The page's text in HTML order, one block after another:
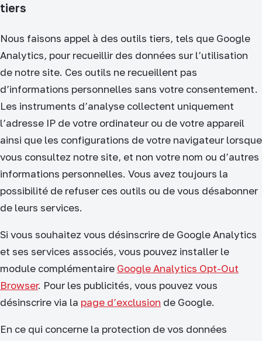
tiers
Nous faisons appel à des outils tiers, tels que Google
Analytics, pour recueillir des données sur l’utilisation
de notre site. Ces outils ne recueillent pas
d’informations personnelles sans votre consentement.
Les instruments d’analyse collectent uniquement
l’adresse IP de votre ordinateur ou de votre appareil
ainsi que les configurations de votre navigateur lorsque
vous consultez notre site, et non votre nom ou d’autres
informations personnelles. Vous avez toujours la
possibilité de refuser ces outils ou de vous désabonner
de leurs services.
Si vous souhaitez vous désinscrire de Google Analytics
et ses services associés, vous pouvez installer le
module complémentaire Google Analytics Opt-Out
Browser. Pour les publicités, vous pouvez vous
désinscrire via la page d’exclusion de Google.
En ce qui concerne la protection de vos données